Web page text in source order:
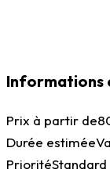
Informations
Prix à partir de
Durée estimée
PrioritéStandard